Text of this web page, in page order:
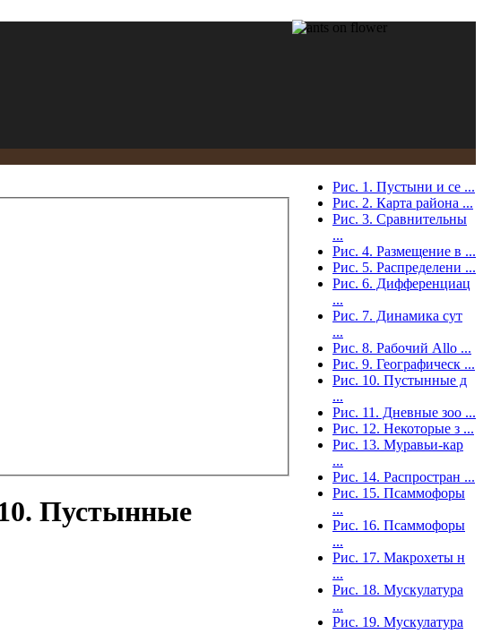
Пустынные
Рис. 1. Пустыни и се ...
Рис. 2. Карта района ...
Рис. 3. Сравнительны
...
Рис. 4. Размещение в ...
Рис. 5. Распределени ...
Рис. 6. Дифференциац
...
Рис. 7. Динамика сут
...
Рис. 8. Рабочий Allo ...
Рис. 9. Географическ ...
Рис. 10. Пустынные д
...
Рис. 11. Дневные зоо ...
Рис. 12. Некоторые з ...
Рис. 13. Муравьи-кар
...
Рис. 14. Распростран ...
Рис. 15. Псаммофоры
...
Рис. 16. Псаммофоры
...
Рис. 17. Макрохеты н
...
Рис. 18. Мускулатура
...
Рис. 19. Мускулатура